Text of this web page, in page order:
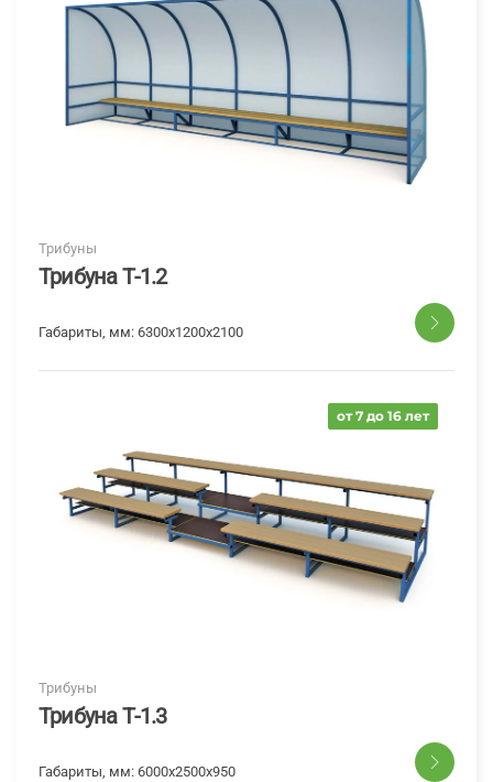
Трибуны
Трибуна Т-1.2
Габариты, мм: 6300x1200x2100
от 7 до 16 лет
Трибуны
Трибуна Т-1.3
Габариты, мм: 6000х2500х950